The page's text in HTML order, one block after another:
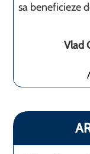
sa beneficieze
Vlad